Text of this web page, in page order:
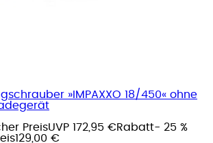
»IMPAXXO 18/450« ohne
PreisUVP 172,95 €Rabatt- 25 %
129,00 €